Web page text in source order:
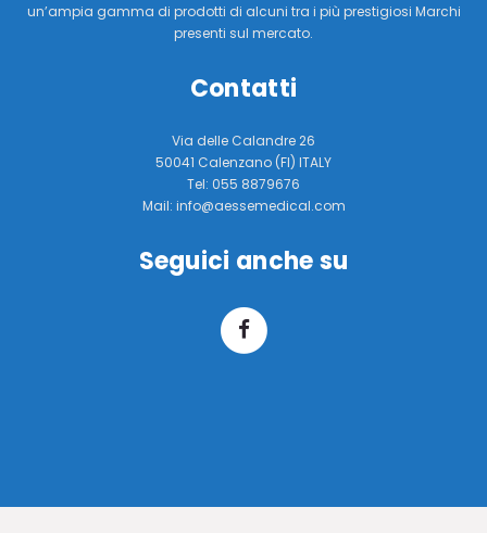
un’ampia gamma di prodotti di alcuni tra i più prestigiosi Marchi
presenti sul mercato.
Contatti
Via delle Calandre 26
50041 Calenzano (FI) ITALY
Tel: 055 8879676
Mail: info@aessemedical.com
Seguici anche su